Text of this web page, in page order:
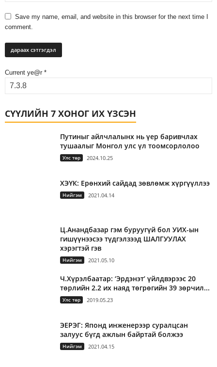
Save my name, email, and website in this browser for the next time I
comment.
Current ye@r *
СҮҮЛИЙН 7 ХОНОГ ИХ ҮЗСЭН
Путиныг айлчлалынх нь үер баривчлах
тушаалыг Монгол улс үл тоомсорлолоо
Улс төр 2024.10.25
ХЭҮК: Ерөнхий сайдад зөвлөмж хүргүүллээ
Нийгэм 2021.04.14
Ц.Анандбазар гэм буруугүй бол УИХ-ын
гишүүнээсээ түдгэлзээд ШАЛГУУЛАХ
хэрэгтэй гэв
Нийгэм 2021.05.10
Ч.Хүрэлбаатар: ‘Эрдэнэт’ үйлдвэрээс 20
төрлийн 2.2 их наяд төгрөгийн 39 зөрчил...
Улс төр 2019.05.23
ЭЕРЭГ: Японд инженерээр суралцсан
залуус бүгд ажлын байртай болжээ
Нийгэм 2021.04.15